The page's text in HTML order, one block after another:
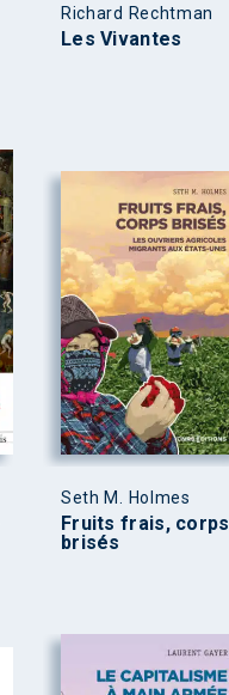
Richard Rechtman
Les Vivantes
Seth M. Holmes
Fruits frais, corps
brisés